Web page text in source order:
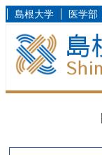
島根大学 医学部